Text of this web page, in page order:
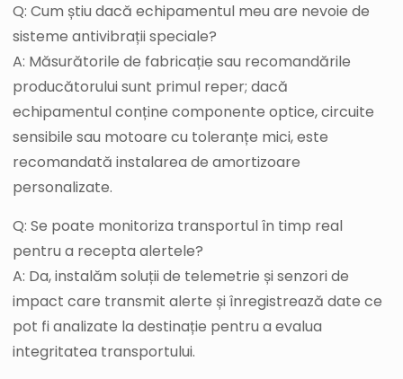
Q: Cum știu dacă echipamentul meu are nevoie de
sisteme antivibrații speciale?
A: Măsurătorile de fabricație sau recomandările
producătorului sunt primul reper; dacă
echipamentul conține componente optice, circuite
sensibile sau motoare cu toleranțe mici, este
recomandată instalarea de amortizoare
personalizate.
Q: Se poate monitoriza transportul în timp real
pentru a recepta alertele?
A: Da, instalăm soluții de telemetrie și senzori de
impact care transmit alerte și înregistrează date ce
pot fi analizate la destinație pentru a evalua
integritatea transportului.